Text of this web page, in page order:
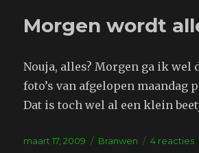
Morgen wordt
Nouja, alles? Morgen ga ik wel
foto’s van afgelopen maandag
Dat is toch wel al een klein
Geplaatst
maart 17, 2009 Tags
Branwen 4 reacties